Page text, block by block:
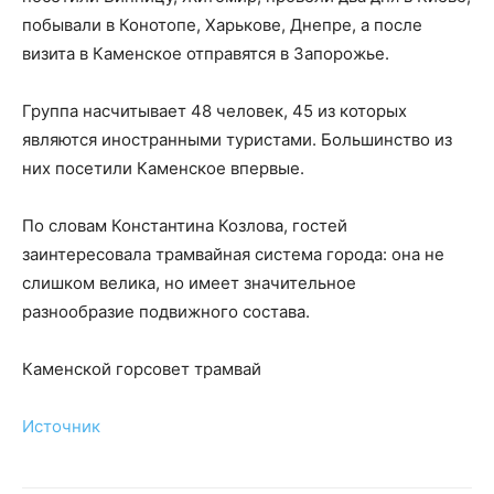
побывали в Конотопе, Харькове, Днепре, а после
визита в Каменское отправятся в Запорожье.
Группа насчитывает 48 человек, 45 из которых
являются иностранными туристами. Большинство из
них посетили Каменское впервые.
По словам Константина Козлова, гостей
заинтересовала трамвайная система города: она не
слишком велика, но имеет значительное
разнообразие подвижного состава.
Каменской горсовет трамвай
Источник